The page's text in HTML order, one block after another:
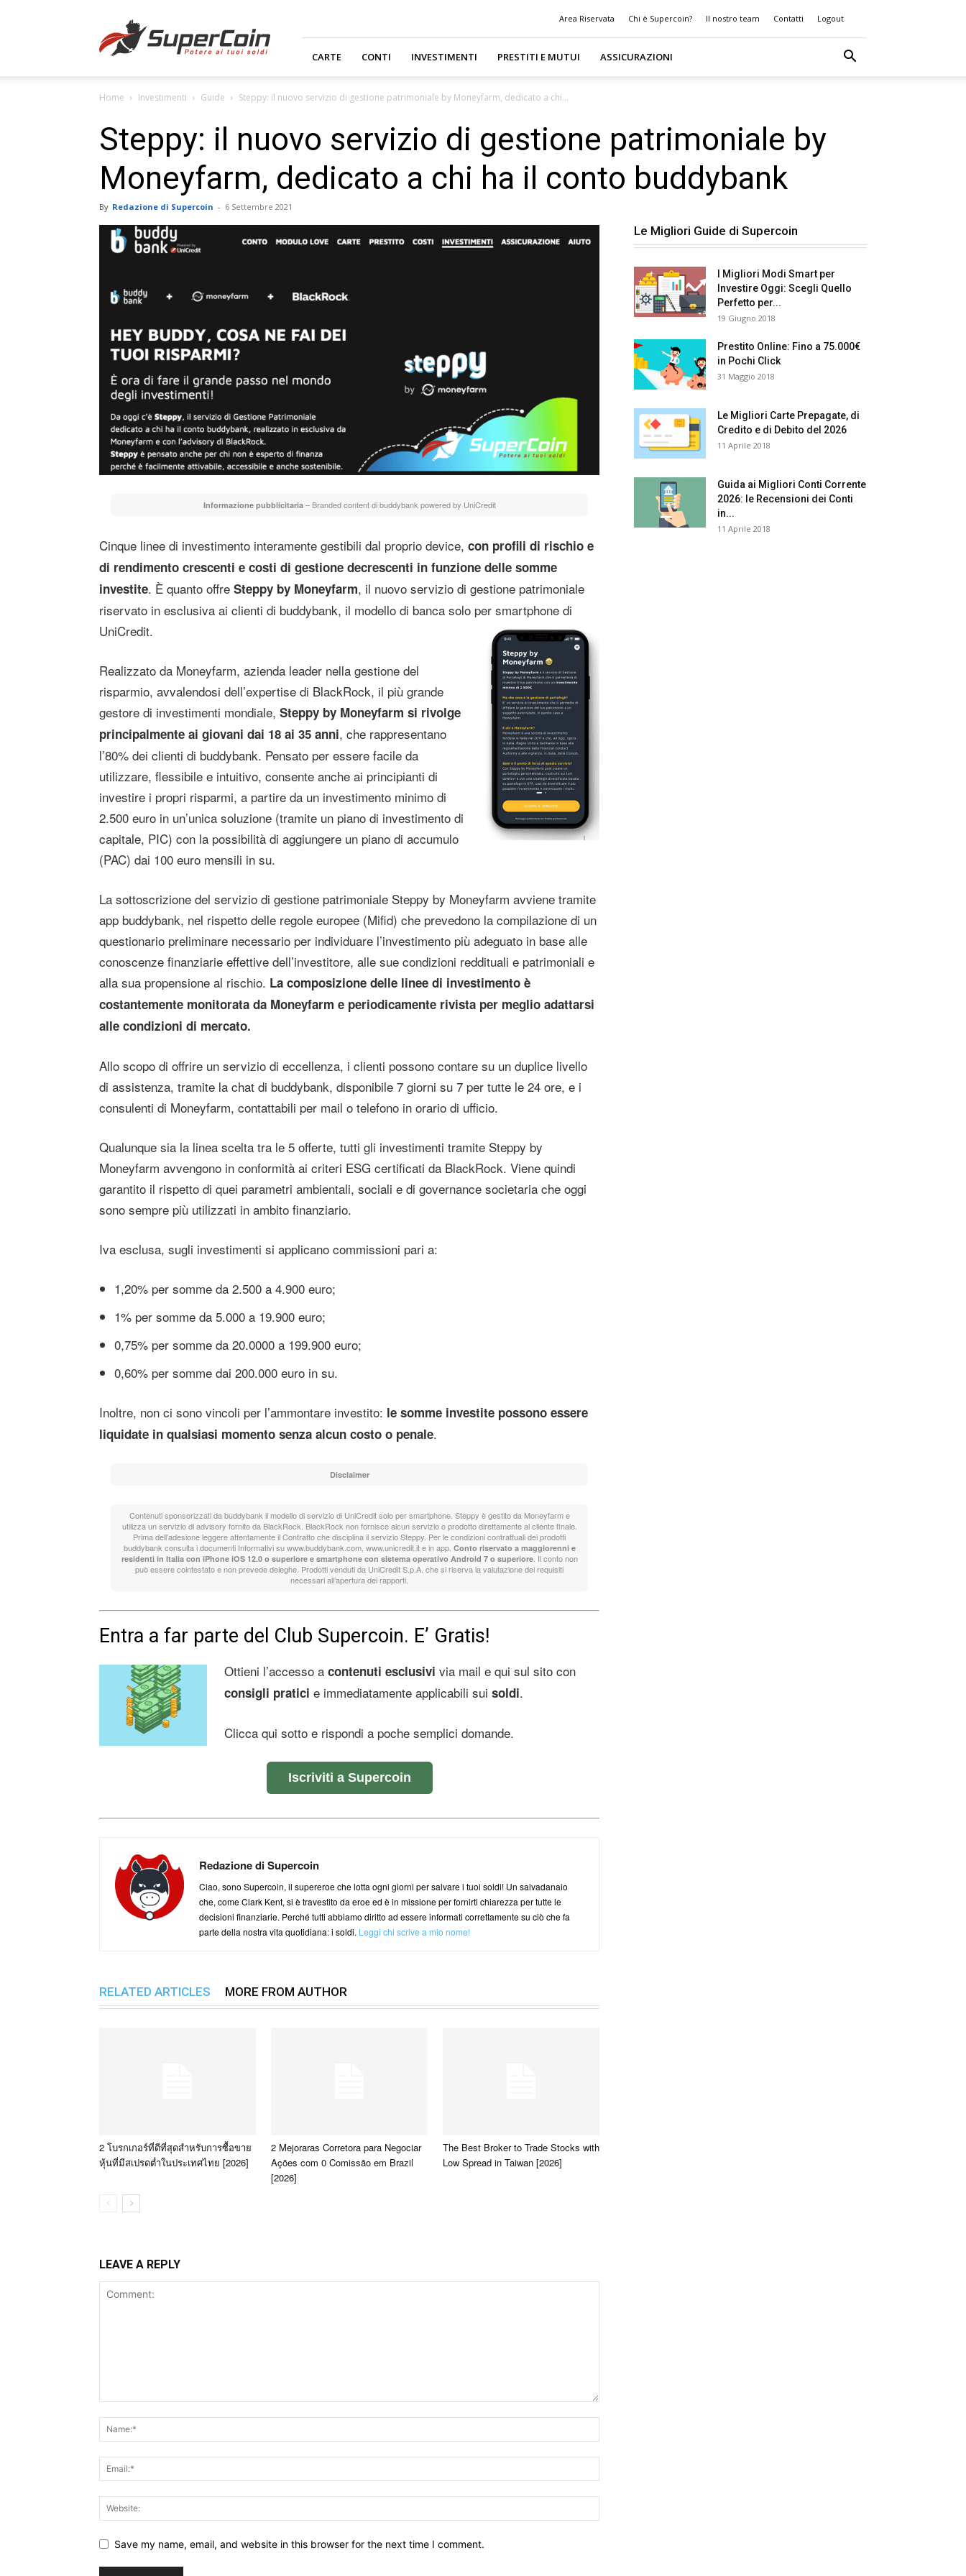
Area Riservata Chi è Supercoin? Il nostro team Contatti Logout
CARTE CONTI INVESTIMENTI PRESTITI E MUTUI ASSICURAZIONI
Home Investimenti Guide Steppy: il nuovo servizio di gestione patrimoniale by Moneyfarm, dedicato a chi...
Steppy: il nuovo servizio di gestione patrimoniale by
Moneyfarm, dedicato a chi ha il conto buddybank
By Redazione di Supercoin - 6 Settembre 2021
Informazione pubblicitaria– Branded content di buddybank powered by UniCredit
Cinque linee di investimento interamente gestibili dal proprio device, con profili di rischio e
di rendimento crescenti e costi di gestione decrescenti in funzione delle somme
investite. È quanto offre Steppy by Moneyfarm, il nuovo servizio di gestione patrimoniale
riservato in esclusiva ai clienti di buddybank, il modello di banca solo per smartphone di
UniCredit.
Realizzato da Moneyfarm, azienda leader nella gestione del
risparmio, avvalendosi dell’expertise di BlackRock, il più grande
gestore di investimenti mondiale, Steppy by Moneyfarm si rivolge
principalmente ai giovani dai 18 ai 35 anni, che rappresentano
l’80% dei clienti di buddybank. Pensato per essere facile da
utilizzare, flessibile e intuitivo, consente anche ai principianti di
investire i propri risparmi, a partire da un investimento minimo di
2.500 euro in un’unica soluzione (tramite un piano di investimento di
capitale, PIC) con la possibilità di aggiungere un piano di accumulo
(PAC) dai 100 euro mensili in su.
La sottoscrizione del servizio di gestione patrimoniale Steppy by Moneyfarm avviene tramite
app buddybank, nel rispetto delle regole europee (Mifid) che prevedono la compilazione di un
questionario preliminare necessario per individuare l’investimento più adeguato in base alle
conoscenze finanziarie effettive dell’investitore, alle sue condizioni reddituali e patrimoniali e
alla sua propensione al rischio. La composizione delle linee di investimento è
costantemente monitorata da Moneyfarm e periodicamente rivista per meglio adattarsi
alle condizioni di mercato.
Allo scopo di offrire un servizio di eccellenza, i clienti possono contare su un duplice livello
di assistenza, tramite la chat di buddybank, disponibile 7 giorni su 7 per tutte le 24 ore, e i
consulenti di Moneyfarm, contattabili per mail o telefono in orario di ufficio.
Qualunque sia la linea scelta tra le 5 offerte, tutti gli investimenti tramite Steppy by
Moneyfarm avvengono in conformità ai criteri ESG certificati da BlackRock. Viene quindi
garantito il rispetto di quei parametri ambientali, sociali e di governance societaria che oggi
sono sempre più utilizzati in ambito finanziario.
Iva esclusa, sugli investimenti si applicano commissioni pari a:
1,20% per somme da 2.500 a 4.900 euro;
1% per somme da 5.000 a 19.900 euro;
0,75% per somme da 20.0000 a 199.900 euro;
0,60% per somme dai 200.000 euro in su.
Inoltre, non ci sono vincoli per l’ammontare investito: le somme investite possono essere
liquidate in qualsiasi momento senza alcun costo o penale.
Disclaimer
Contenuti sponsorizzati da buddybank il modello di servizio di UniCredit solo per smartphone. Steppy è gestito da Moneyfarm e
utilizza un servizio di advisory fornito da BlackRock. BlackRock non fornisce alcun servizio o prodotto direttamente al cliente finale.
Prima dell’adesione leggere attentamente il Contratto che disciplina il servizio Steppy. Per le condizioni contrattuali dei prodotti
buddybank consulta i documenti Informativi su www.buddybank.com, www.unicredit.it e in app. Conto riservato a maggiorenni e
residenti in Italia con iPhone iOS 12.0 o superiore e smartphone con sistema operativo Android 7 o superiore. Il conto non
può essere cointestato e non prevede deleghe. Prodotti venduti da UniCredit S.p.A. che si riserva la valutazione dei requisiti
necessari all’apertura dei rapporti.
Entra a far parte del Club Supercoin. E’ Gratis!
Ottieni l’accesso a contenuti esclusivi via mail e qui sul sito con
consigli pratici e immediatamente applicabili sui soldi.
Clicca qui sotto e rispondi a poche semplici domande.
Iscriviti a Supercoin
Redazione di Supercoin
Ciao, sono Supercoin, il supereroe che lotta ogni giorni per salvare i tuoi soldi! Un salvadanaio
che, come Clark Kent, si è travestito da eroe ed è in missione per fornirti chiarezza per tutte le
decisioni finanziarie. Perché tutti abbiamo diritto ad essere informati correttamente su ciò che fa
parte della nostra vita quotidiana: i soldi. Leggi chi scrive a mio nome!
RELATED ARTICLES MORE FROM AUTHOR
2 โบรกเกอร์ที่ดีที่สุดสำหรับการซื้อขาย
หุ้นที่มีสเปรดต่ำในประเทศไทย [2026]
2 Mejoraras Corretora para Negociar
Ações com 0 Comissão em Brazil
[2026]
The Best Broker to Trade Stocks with
Low Spread in Taiwan [2026]
LEAVE A REPLY
Save my name, email, and website in this browser for the next time I comment.
Le Migliori Guide di Supercoin
I Migliori Modi Smart per
Investire Oggi: Scegli Quello
Perfetto per...
19 Giugno 2018
Prestito Online: Fino a 75.000€
in Pochi Click
31 Maggio 2018
Le Migliori Carte Prepagate, di
Credito e di Debito del 2026
11 Aprile 2018
Guida ai Migliori Conti Corrente
2026: le Recensioni dei Conti
in...
11 Aprile 2018